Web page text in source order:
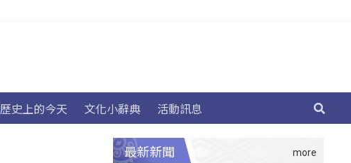
歷史上的今天 文化小辭典 活動訊息
最新新聞